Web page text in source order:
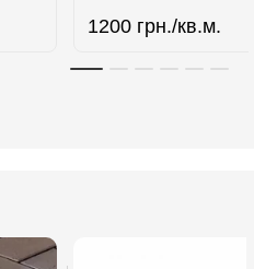
1200 грн./кв.м.